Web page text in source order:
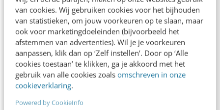
van cookies. Wij gebruiken cookies voor het bijhouden
van statistieken, om jouw voorkeuren op te slaan, maar
ook voor marketingdoeleinden (bijvoorbeeld het
afstemmen van advertenties). Wil je je voorkeuren
aanpassen, klik dan op ‘Zelf instellen’. Door op ‘Alle
cookies toestaan’ te klikken, ga je akkoord met het
gebruik van alle cookies zoals omschreven in onze
cookieverklaring.
Powered by CookieInfo
om een toppositie in te gaan nemen.
Ik ging zonder vooropgezet plan schrijven (en
reageren) op andere blogs (zoals
Marketingfacts) en bleek daarmee ook nieuwe
bezoekers op mijn eigen blog te krijgen. En
blogrolls waren helemaal ‘in’, de lange lijsten in